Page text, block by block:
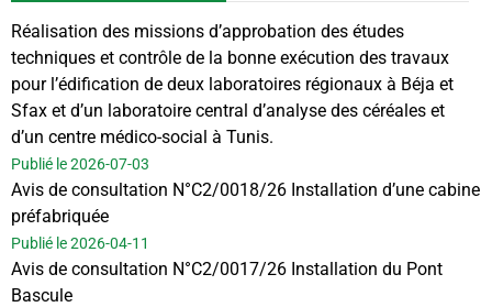
Réalisation des missions d’approbation des études
techniques et contrôle de la bonne exécution des travaux
pour l’édification de deux laboratoires régionaux à Béja et
Sfax et d’un laboratoire central d’analyse des céréales et
d’un centre médico-social à Tunis.
Publié le 2026-07-03
Avis de consultation N°C2/0018/26 Installation d’une cabine
préfabriquée
Publié le 2026-04-11
Avis de consultation N°C2/0017/26 Installation du Pont
Bascule